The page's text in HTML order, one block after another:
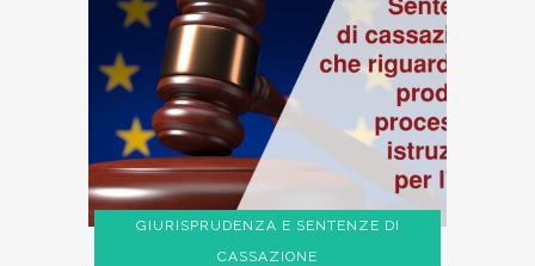
GIURISPRUDENZA E SENTENZE DI
CASSAZIONE